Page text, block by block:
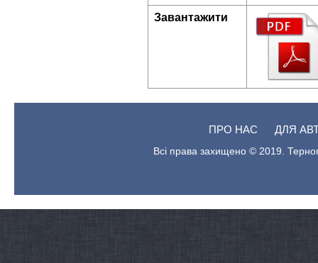
Завантажити
ПРО НАС ДЛЯ
Всі права захищено © 2019.